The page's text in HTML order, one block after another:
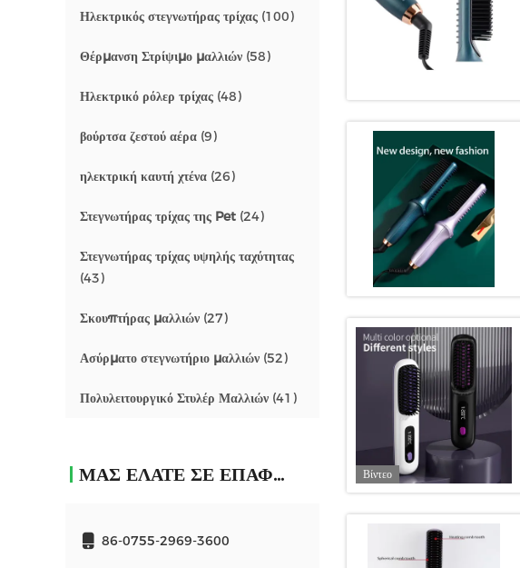
Ηλεκτρικός στεγνωτήρας τρίχας (100)
Θέρμανση Στρίψιμο μαλλιών (58)
Ηλεκτρικό ρόλερ τρίχας (48)
βούρτσα ζεστού αέρα (9)
ηλεκτρική καυτή χτένα (26)
Στεγνωτήρας τρίχας της Pet (24)
Στεγνωτήρας τρίχας υψηλής ταχύτητας
(43)
Σκουπτήρας μαλλιών (27)
Ασύρματο στεγνωτήριο μαλλιών (52)
Πολυλειτουργικό Στυλέρ Μαλλιών (41)
ΜΑΣ ΕΛΆΤΕ ΣΕ ΕΠΑΦΉ ΜΕ
86-0755-2969-3600
Βίντεο